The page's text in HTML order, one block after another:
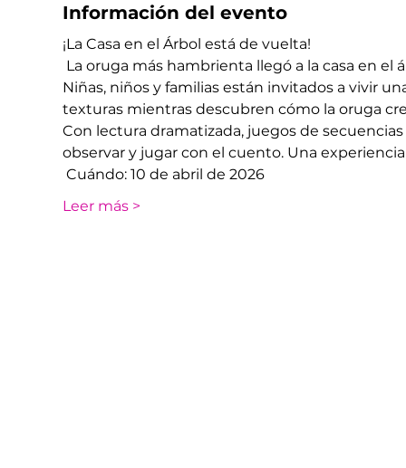
Información del evento
¡La Casa en el Árbol está de vuelta!
La oruga más hambrienta llegó a la casa en el
Niñas, niños y familias están invitados a vivir
texturas mientras descubren cómo la oruga
Con lectura dramatizada, juegos de
observar y jugar con el cuento. Una
Cuándo: 10 de abril de 2026
Leer más >